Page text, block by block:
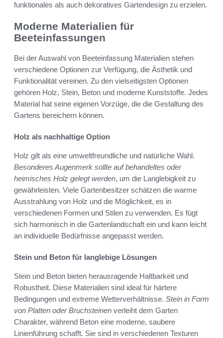
funktionales als auch dekoratives Gartendesign zu erzielen.
Moderne Materialien für
Beeteinfassungen
Bei der Auswahl von Beeteinfassung Materialien stehen
verschiedene Optionen zur Verfügung, die Ästhetik und
Funktionalität vereinen. Zu den vielseitigsten Optionen
gehören Holz, Stein, Beton und moderne Kunststoffe. Jedes
Material hat seine eigenen Vorzüge, die die Gestaltung des
Gartens bereichern können.
Holz als nachhaltige Option
Holz gilt als eine umweltfreundliche und natürliche Wahl.
Besonderes Augenmerk sollte auf behandeltes oder
heimisches Holz gelegt werden, um die Langlebigkeit zu
gewährleisten. Viele Gartenbesitzer schätzen die warme
Ausstrahlung von Holz und die Möglichkeit, es in
verschiedenen Formen und Stilen zu verwenden. Es fügt
sich harmonisch in die Gartenlandschaft ein und kann leicht
an individuelle Bedürfnisse angepasst werden.
Stein und Beton für langlebige Lösungen
Stein und Beton bieten herausragende Haltbarkeit und
Robustheit. Diese Materialien sind ideal für härtere
Bedingungen und extreme Wetterverhältnisse. Stein in Form
von Platten oder Bruchsteinen verleiht dem Garten
Charakter, während Beton eine moderne, saubere
Linienführung schafft. Sie sind in verschiedenen Texturen